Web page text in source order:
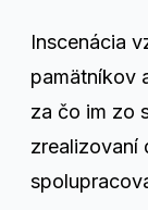
Inscenácia
pamätníkov
za čo im zo
zrealizovaní